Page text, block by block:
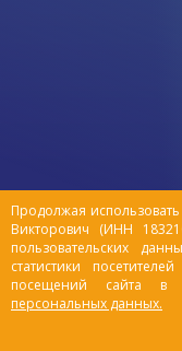
Продолжая
Викторович (ИНН
пользовательских
статистики
посещений сайта в
персональных данных.